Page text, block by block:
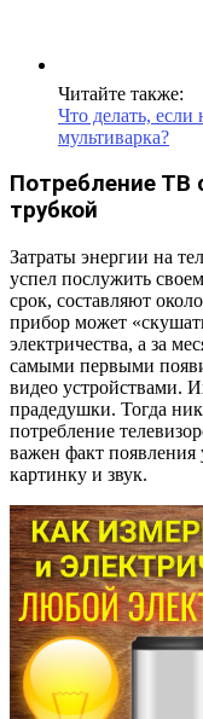
Читайте также:
Что делать, если
мультиварка?
Потребление ТВ
трубкой
Затраты энергии на
успел послужить
срок, составляют
прибор может
электричества, а за
самыми первыми
видео устройствами.
прадедушки. Тогда
потребление
важен факт появления
картинку и звук.